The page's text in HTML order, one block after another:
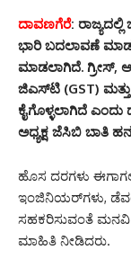
ದಾವಣಗೆರೆ:
ಭಾರಿ ಬದಲಾವಣೆ
ಮಾಡಲಾಗಿದೆ.
ಜಿಎಸ್‌ಟಿ (GST)
ಕೈಗೊಳ್ಳಲಾಗಿದೆ
ಅಧ್ಯಕ್ಷ ಜೆಸಿಬಿ ಬಾತಿ
ಹೊಸ ದರಗಳು
ಇಂಜಿನಿಯರ್‌ಗಳು,
ಸಹಕರಿಸುವಂತೆ ಮನವಿ
ಮಾಹಿತಿ ನೀಡಿದರು.